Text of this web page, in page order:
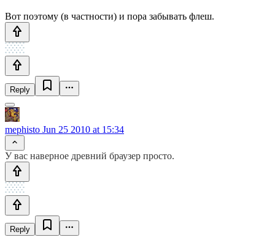
Вот поэтому (в частности) и пора забывать флеш.
Reply
mephisto Jun 25 2010 at 15:34
У вас наверное древний браузер просто.
Reply